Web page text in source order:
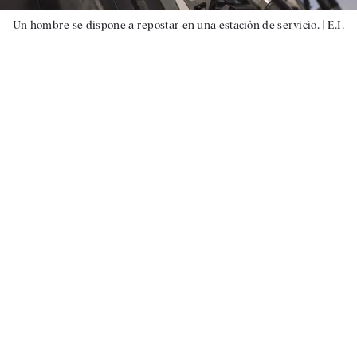
Un hombre se dispone a repostar en una estación de servicio. | E.I.